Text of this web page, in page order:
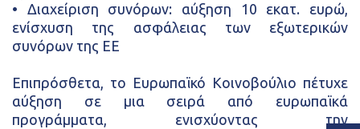
•
Διαχείριση συνόρων: αύξηση 10 εκατ. ευρώ,
ενίσχυση της ασφάλειας των εξωτερικών
συνόρων της ΕΕ
Επιπρόσθετα, το Ευρωπαϊκό Κοινοβούλιο πέτυχε
αύξηση σε μια σειρά από ευρωπαϊκά
προγράμματα, ενισχύοντας την